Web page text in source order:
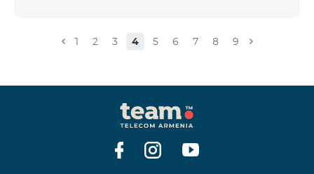
1 2 3 4 5 6 7 8 9